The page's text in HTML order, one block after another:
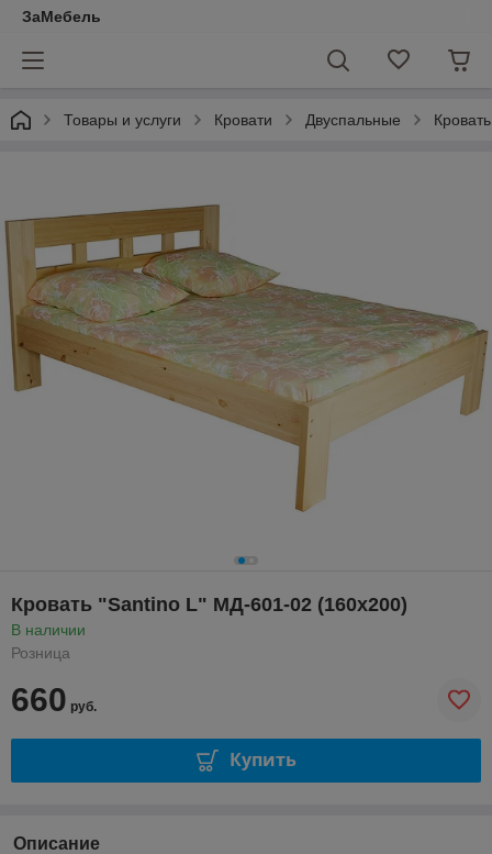
ЗаМебель
Товары и услуги Кровати Двуспальные
Кровать "Santino L" МД-601-02 (160х200)
В наличии
Розница
660 руб.
Купить
Описание